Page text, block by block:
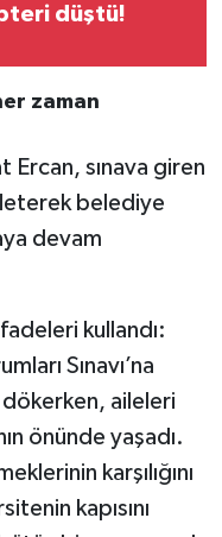
düştü!
zaman
Ercan, sınava giren
belediye
devam
kullandı:
Sınavı’na
aileleri
önünde yaşadı.
karşılığını
kapısını